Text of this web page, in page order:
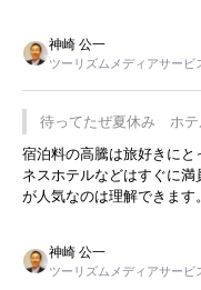
ような意味で、金曜夜に
限らず外国人にとっても
神崎 公一
ツーリズムメディアサー
待ってたぜ夏休み ホテ
宿泊料の高騰は旅好きに
ネスホテルなどはすぐに
が人気なのは理解できま
をした時は、移動はグレ
用してホテル代を浮かせ
す。若い人が夜行バスで京
が残らないのかなと思って
神崎 公一
ツーリズムメディアサー